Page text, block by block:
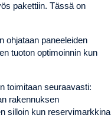
pakettiin. Tässä on
ohjataan paneeleiden
tuoton optimoinnin kun
toimitaan seuraavasti:
rakennuksen
silloin kun reservimarkkina